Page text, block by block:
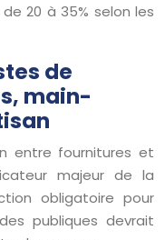
20 à 35% selon les
de
main-
entre fournitures et
majeur de la
obligatoire pour
publiques devrait